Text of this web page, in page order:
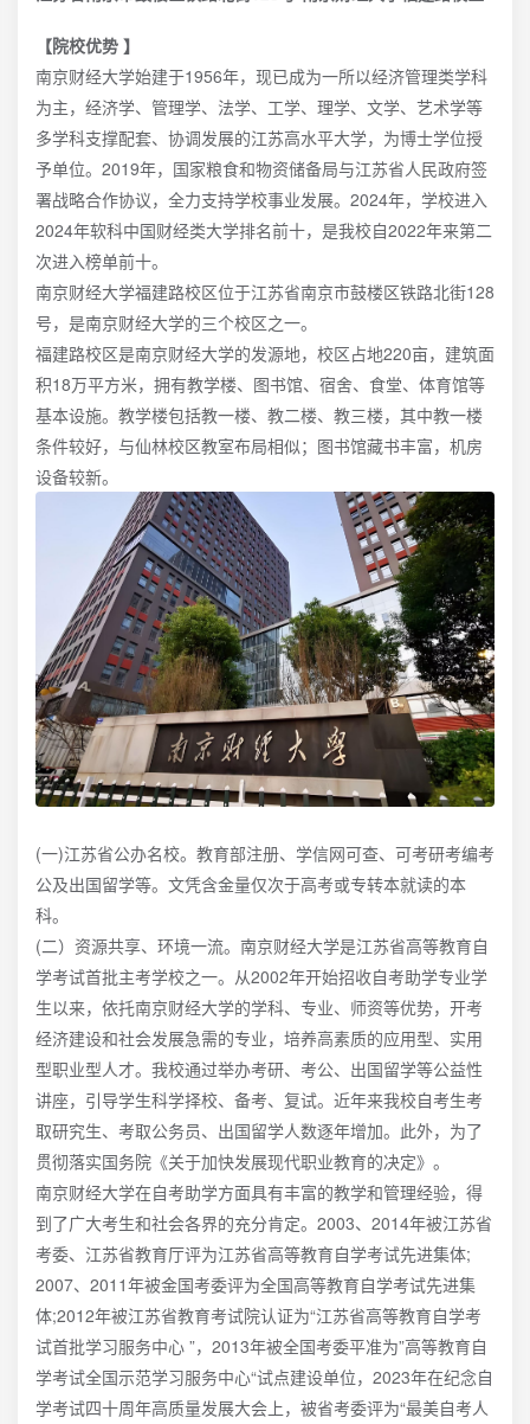
【院校优势 】
南京财经大学始建于1956年，现已成为一所以经济管理类学科
为主，经济学、管理学、法学、工学、理学、文学、艺术学等
多学科支撑配套、协调发展的江苏高水平大学，为博士学位授
予单位。2019年，国家粮食和物资储备局与江苏省人民政府签
署战略合作协议，全力支持学校事业发展。2024年，学校进入
2024年软科中国财经类大学排名前十，是我校自2022年来第二
次进入榜单前十。
南京财经大学福建路校区位于江苏省南京市鼓楼区铁路北街128
号，是南京财经大学的三个校区之一。
福建路校区是南京财经大学的发源地，校区占地220亩，建筑面
积18万平方米，拥有教学楼、图书馆、宿舍、食堂、体育馆等
基本设施。教学楼包括教一楼、教二楼、教三楼，其中教一楼
条件较好，与仙林校区教室布局相似；图书馆藏书丰富，机房
设备较新。
(一)江苏省公办名校。教育部注册、学信网可查、可考研考编考
公及出国留学等。文凭含金量仅次于高考或专转本就读的本
科。
(二）资源共享、环境一流。南京财经大学是江苏省高等教育自
学考试首批主考学校之一。从2002年开始招收自考助学专业学
生以来，依托南京财经大学的学科、专业、师资等优势，开考
经济建设和社会发展急需的专业，培养高素质的应用型、实用
型职业型人才。我校通过举办考研、考公、出国留学等公益性
讲座，引导学生科学择校、备考、复试。近年来我校自考生考
取研究生、考取公务员、出国留学人数逐年增加。此外，为了
贯彻落实国务院《关于加快发展现代职业教育的决定》。
南京财经大学在自考助学方面具有丰富的教学和管理经验，得
到了广大考生和社会各界的充分肯定。2003、2014年被江苏省
考委、江苏省教育厅评为江苏省高等教育自学考试先进集体;
2007、2011年被金国考委评为全国高等教育自学考试先进集
体;2012年被江苏省教育考试院认证为“江苏省高等教育自学考
试首批学习服务中心 ”，2013年被全国考委平准为”高等教育自
学考试全国示范学习服务中心“试点建设单位，2023年在纪念自
学考试四十周年高质量发展大会上，被省考委评为“最美自考人